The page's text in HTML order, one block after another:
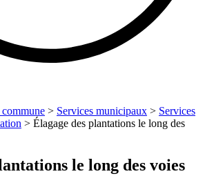
> Services municipaux > Services
> Élagage des plantations le long des
le long des voies